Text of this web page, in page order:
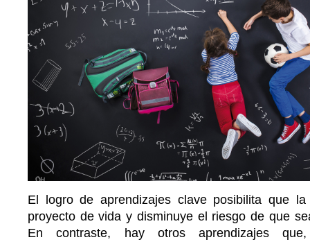
El logro de aprendizajes clave posibilita que
proyecto de vida y disminuye el riesgo de que
En contraste, hay otros aprendizajes que,